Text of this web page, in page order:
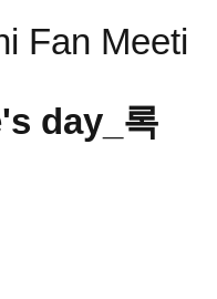
Fan Meeti
day_록